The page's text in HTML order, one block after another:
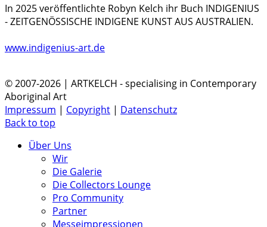
In 2025 veröffentlichte Robyn Kelch ihr Buch INDIGENIUS
- ZEITGENÖSSISCHE INDIGENE KUNST AUS AUSTRALIEN.
www.indigenius-art.de
© 2007-2026 | ARTKELCH - specialising in Contemporary
Aboriginal Art
Impressum | Copyright | Datenschutz
Back to top
Über Uns
Wir
Die Galerie
Die Collectors Lounge
Pro Community
Partner
Messeimpressionen